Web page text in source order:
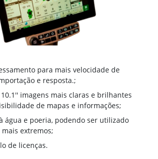
para mais velocidade de
e resposta.;
imagens mais claras e brilhantes
de mapas e informações;
água e poeria, podendo ser utilizado
extremos;
de licenças.